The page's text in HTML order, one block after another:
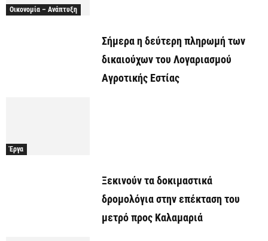
Οικονομία – Ανάπτυξη
Σήμερα η δεύτερη πληρωμή των
δικαιούχων του Λογαριασμού
Αγροτικής Εστίας
Έργα
Ξεκινούν τα δοκιμαστικά
δρομολόγια στην επέκταση του
μετρό προς Καλαμαριά